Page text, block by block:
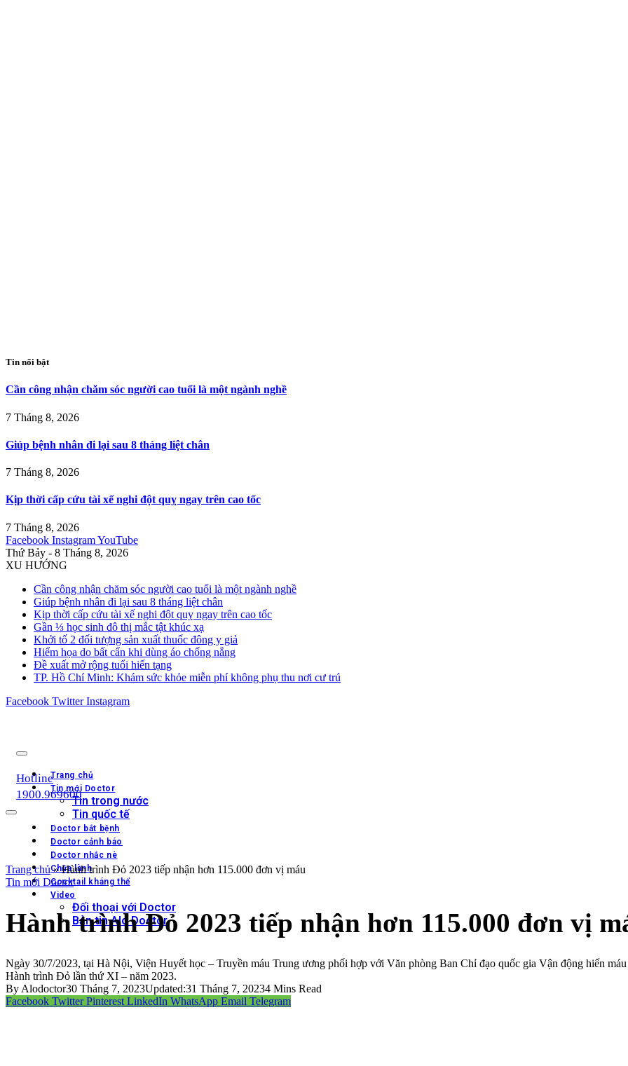
Tin nổi bật
Cần công nhận chăm sóc người cao tuổi là một ngành nghề
7 Tháng 8, 2026
Giúp bệnh nhân đi lại sau 8 tháng liệt chân
7 Tháng 8, 2026
Kịp thời cấp cứu tài xế nghi đột quỵ ngay trên cao tốc
7 Tháng 8, 2026
Facebook InstagramYouTube
Thứ Bảy - 8 Tháng 8, 2026
XU HƯỚNG
Cần công nhận chăm sóc người cao tuổi là một ngành nghề
Giúp bệnh nhân đi lại sau 8 tháng liệt chân
Kịp thời cấp cứu tài xế nghi đột quỵ ngay trên cao tốc
Gần ⅓ học sinh đô thị mắc tật khúc xạ
Khởi tố 2 đối tượng sản xuất thuốc đông y giả
Hiểm họa do bất cẩn khi dùng áo chống nắng
Đề xuất mở rộng tuổi hiến tạng
TP. Hồ Chí Minh: Khám sức khỏe miễn phí không phụ thu nơi cư trú
Facebook Twitter Instagram
Trang chủ
Tin mới Doctor
Tin trong nước
Tin quốc tế
Doctor bắt bệnh
Doctor cảnh báo
Doctor nhắc nè
Chữa lành
Cocktail kháng thể
Video
Đối thoại với Doctor
Bản tin Alo Doctor
Hotline
1900.969600
Trang chủ»Hành trình Đỏ 2023 tiếp nhận hơn 115.000 đơn vị máu
Tin mới Doctor
Hành trình Đỏ 2023 tiếp nhận hơn 115.000 đơn vị
Ngày 30/7/2023, tại Hà Nội, Viện Huyết học – Truyền máu Trung ương phối hợp với Văn phòng Ban Chỉ đạo quốc gia Vận động hiến
Hành trình Đỏ lần thứ XI – năm 2023.
By Alodoctor30 Tháng 7, 2023Updated:31 Tháng 7, 20234 Mins Read
Facebook Twitter Pinterest LinkedIn WhatsApp Email Telegram